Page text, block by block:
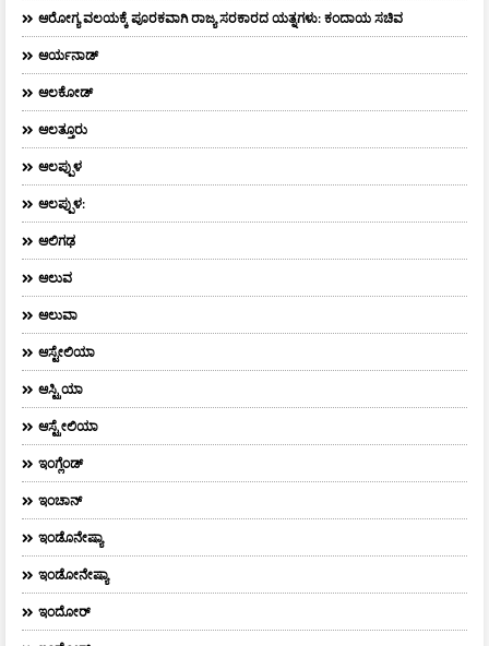
ಆರೋಗ್ಯ ವಲಯಕ್ಕೆ ಪೂರಕವಾಗಿ ರಾಜ್ಯ ಸರಕಾರದ ಯತ್ನಗಳು: ಕಂದಾಯ ಸಚಿವ
ಆರ್ಯನಾಡ್
ಆಲಕೋಡ್
ಆಲತ್ತೂರು
ಆಲಪ್ಪುಳ
ಆಲಪ್ಪುಳ:
ಆಲಿಗಢ
ಆಲುವ
ಆಲುವಾ
ಆಸ್ಟೇಲಿಯಾ
ಆಸ್ಟ್ರಿಯಾ
ಆಸ್ಟ್ರೇಲಿಯಾ
ಇಂಗ್ಲೆಂಡ್
ಇಂಚಾನ್
ಇಂಡೊನೇಷ್ಯಾ
ಇಂಡೋನೇಷ್ಯಾ
ಇಂದೋರ್